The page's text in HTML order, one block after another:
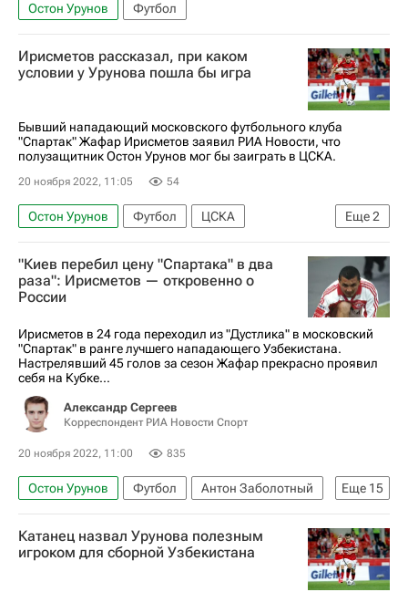
Арсенал (Лондон)
Динамо Москва
Остон Урунов Футбол
Ирисметов рассказал, при каком
условии у Урунова пошла бы игра
Бывший нападающий московского футбольного клуба
"Спартак" Жафар Ирисметов заявил РИА Новости, что
полузащитник Остон Урунов мог бы заиграть в ЦСКА.
20 ноября 2022, 11:05 54
Еще2
Остон Урунов Футбол
ЦСКА
Спартак Москва
РПЛ 2026-2027 (Чемпионат России по футболу)
"Киев перебил цену "Спартака" в два
раза": Ирисметов — откровенно о
России
Ирисметов в 24 года переходил из "Дустлика" в московский
"Спартак" в ранге лучшего нападающего Узбекистана.
Настрелявший 45 голов за сезон Жафар прекрасно проявил
себя на Кубке...
Александр Сергеев
Корреспондент РИА Новости Спорт
20 ноября 2022, 11:00 835
Еще 15
Остон Урунов Футбол
Антон Заболотный
Кану
Спартак Москва
Гильермо Абаскаль
Александр Кокорин
Павел Мамаев
Катанец назвал Урунова полезным
игроком для сборной Узбекистана